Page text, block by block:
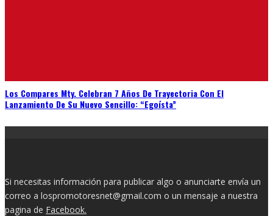
Los Compares Mty. Celebran 7 Años De Trayectoria Con El
Lanzamiento De Su Nuevo Sencillo: “Egoísta”
Si necesitas información para publicar algo o anunciarte envía un
correo a lospromotoresnet@gmail.com o un mensaje a nuestra
pagina de Facebook.